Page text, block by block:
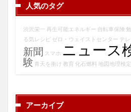
人気のタグ
渋沢栄一 再生可能エネルギー 自転車保険
る気レシピ ゼロ・ウェイストセンター テ
新聞 スマホ ニュース
験 青天を衝け 教育 化石燃料 地図地理検定
アーカイブ